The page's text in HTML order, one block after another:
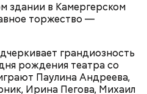
здании в Камергерском
торжество —
грандиозность
рождения театра со
Паулина Андреева,
Ирина Пегова, Михаил